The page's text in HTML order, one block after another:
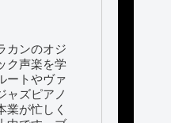
カンのオジ
ク声楽を学
ートやヴァ
ャズピアノ
業が忙しく